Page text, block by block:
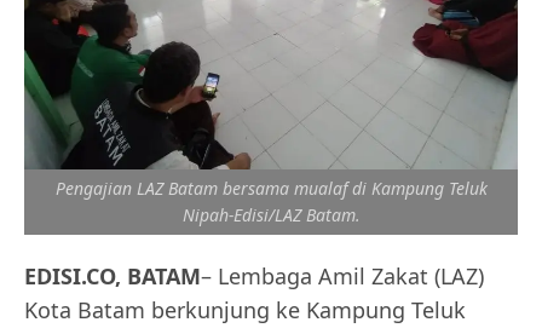
Pengajian LAZ Batam bersama mualaf di Kampung Teluk
Nipah-Edisi/LAZ Batam.
EDISI.CO, BATAM– Lembaga Amil Zakat (LAZ)
Kota Batam berkunjung ke Kampung Teluk